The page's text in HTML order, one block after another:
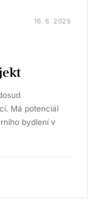
16. 6. 2025
Má potenciál
bydlení v